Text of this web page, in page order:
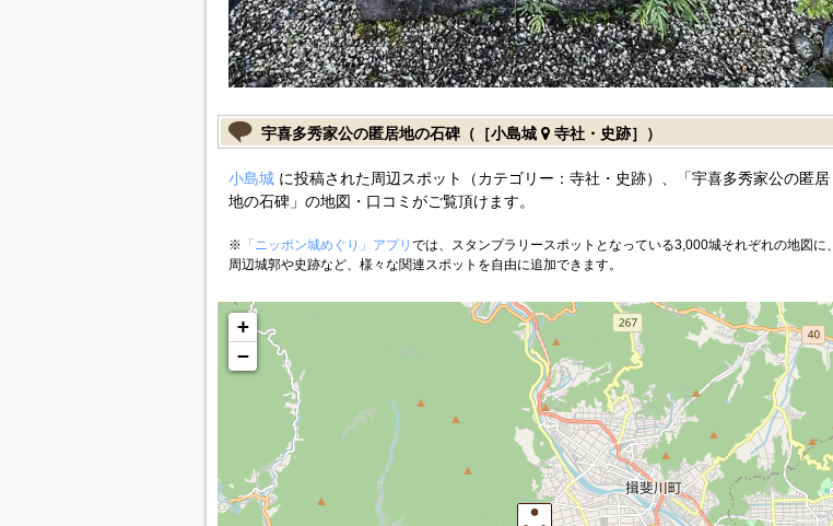
宇喜多秀家公の匿居地の石碑（［小島城 寺社・史跡］）
小島城に投稿された周辺スポット（カテゴリー：寺社・史跡）、「宇喜多秀家公の匿居
地の石碑」の地図・口コミがご覧頂けます。
※ 「ニッポン城めぐり」アプリ では、スタンプラリースポットとなっている3,000城それぞれの地図に、
周辺城郭や史跡など、様々な関連スポットを自由に追加できます。
+
−